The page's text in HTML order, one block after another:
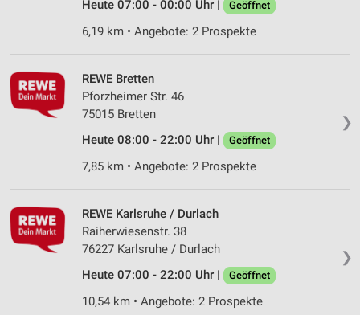
Heute 07:00 - 00:00 Uhr |
Geöffnet
6,19 km • Angebote: 2 Prospekte
❯
REWE Bretten
Pforzheimer Str. 46
75015 Bretten
Heute 08:00 - 22:00 Uhr |
Geöffnet
7,85 km • Angebote: 2 Prospekte
❯
REWE Karlsruhe / Durlach
Raiherwiesenstr. 38
76227 Karlsruhe / Durlach
Heute 07:00 - 22:00 Uhr |
Geöffnet
10,54 km • Angebote: 2 Prospekte
IAB-Besonderheiten:
Geräte anhand von aktiv angeforderten
Informationen identifizieren
Funktional
Werbung